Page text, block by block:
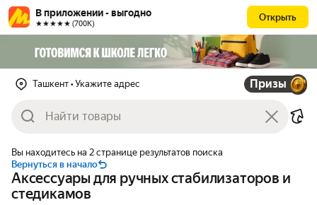
В приложении - выгодно
★★★★★ (700К)
Открыть
Ташкент • Укажите адрес Призы
Вы находитесь на 2 странице результатов поиска
Вернуться в начало
Аксессуары для ручных стабилизаторов и
стедикамов